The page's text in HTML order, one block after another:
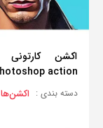
اکشن
action
دسته بندی : اکشن‌ها ACTIONS